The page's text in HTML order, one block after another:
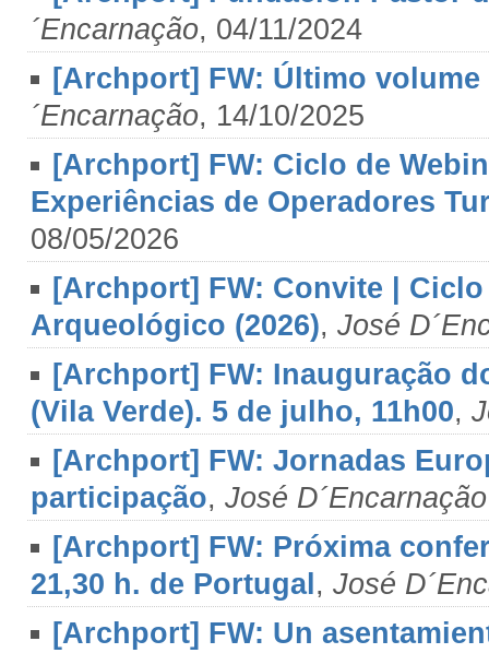
´Encarnação, 04/11/2024
[Archport] FW: Último volume
´Encarnação, 14/10/2025
[Archport] FW: Ciclo de
Experiências de Operadores
08/05/2026
[Archport] FW: Convite |
Arqueológico (2026), José
[Archport] FW: Inauguração
(Vila Verde). 5 de julho, 11h00,
[Archport] FW: Jornadas
participação, José D´Encarnação
[Archport] FW: Próxima
21,30 h. de Portugal , José
[Archport] FW: Un